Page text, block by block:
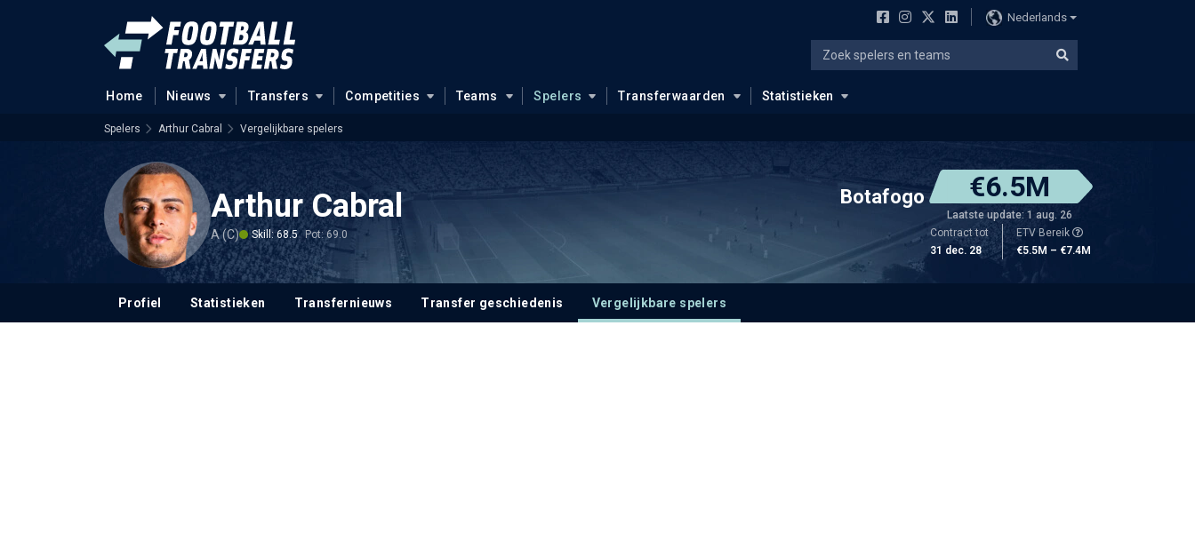
Nederlands
Home Nieuws Transfers Competities Teams Spelers Transferwaarden Statistieken
Spelers Arthur Cabral Vergelijkbare spelers
Arthur Cabral
A (C) Skill: 68.5 Pot: 69.0
Botafogo €6.5M
Laatste update: 1 aug. 26
Contract tot
31 dec. 28
ETV Bereik
€5.5M – €7.4M
Profiel Statistieken Transfernieuws Transfer geschiedenis Vergelijkbare spelers